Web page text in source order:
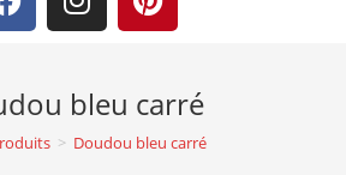
bleu carré
> Doudou bleu carré